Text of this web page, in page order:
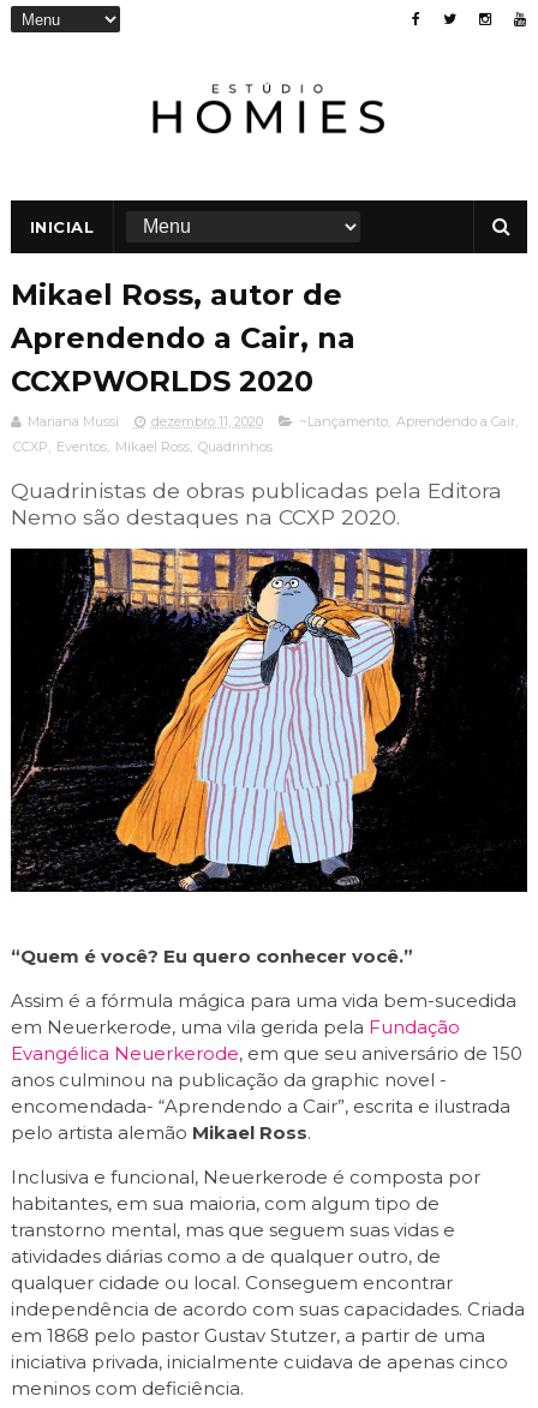
INICIAL
Mikael Ross, autor de
Aprendendo a Cair, na
CCXPWORLDS 2020
Mariana Mussi dezembro 11, 2020 ~Lançamento, Aprendendo a Cair,
CCXP, Eventos, Mikael Ross, Quadrinhos
Quadrinistas de obras publicadas pela Editora
Nemo são destaques na CCXP 2020.
“Quem é você? Eu quero conhecer você.”
Assim é a fórmula mágica para uma vida bem-sucedida
em Neuerkerode, uma vila gerida pela Fundação
Evangélica Neuerkerode, em que seu aniversário de 150
anos culminou na publicação da graphic novel -
encomendada- “Aprendendo a Cair”, escrita e ilustrada
pelo artista alemão Mikael Ross.
Inclusiva e funcional, Neuerkerode é composta por
habitantes, em sua maioria, com algum tipo de
transtorno mental, mas que seguem suas vidas e
atividades diárias como a de qualquer outro, de
qualquer cidade ou local. Conseguem encontrar
independência de acordo com suas capacidades. Criada
em 1868 pelo pastor Gustav Stutzer, a partir de uma
iniciativa privada, inicialmente cuidava de apenas cinco
meninos com deficiência.